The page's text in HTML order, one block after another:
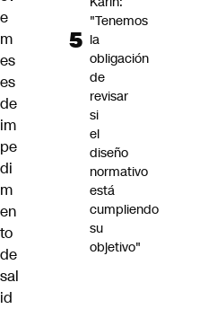
e
m
es
es
de
im
pe
di
m
en
to
de
sal
id
"Tenemos
la
obligación
de
revisar
si
el
diseño
normativo
está
cumpliendo
su
objetivo"